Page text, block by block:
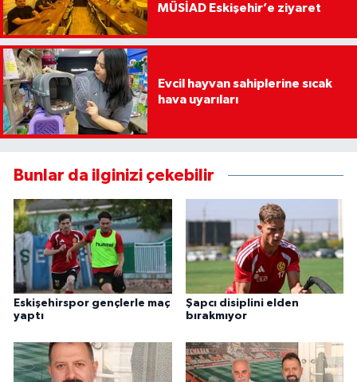
MÜSİAD Eskişehir’e ziyaret
Evcil hayvan sahiplerine sıcak
hava uyarıları
Bunlar da ilginizi çekebilir
Eskişehirspor gençlerle maç
yaptı
Şapcı disiplini elden
bırakmıyor